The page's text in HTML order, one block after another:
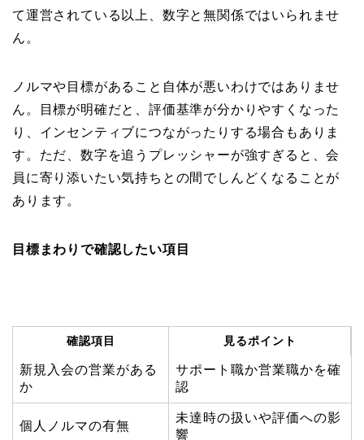
て運営されている以上、数字と無関係ではいられませ
ん。
ノルマや目標があること自体が悪いわけではありませ
ん。目標が明確だと、評価基準が分かりやすくなった
り、インセンティブにつながったりする場合もありま
す。ただ、数字を追うプレッシャーが強すぎると、会
員に寄り添いたい気持ちとの間でしんどくなることが
あります。
目標まわりで確認したい項目
確認項目 見るポイント
新規入会の営業がある
か
サポート職か営業職かを確
認
個人ノルマの有無
未達時の扱いや評価への影
響